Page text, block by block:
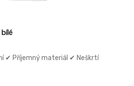
✔ Příjemný materiál ✔ Neškrtí